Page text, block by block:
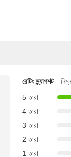
রেটিং স্ন্যাপশট
5 তারা
4 তারা
3 তারা
2 তারা
1 তারা